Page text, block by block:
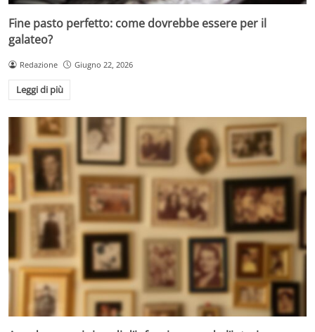
Fine pasto perfetto: come dovrebbe essere per il
galateo?
Redazione Giugno 22, 2026
Leggi di più